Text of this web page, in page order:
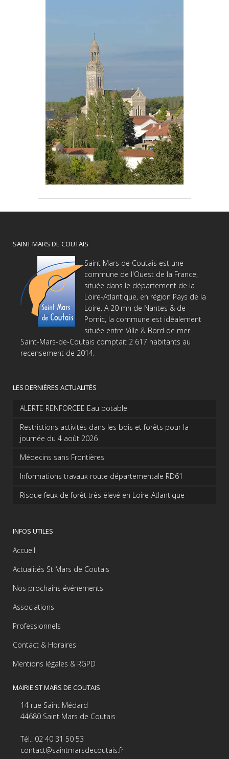
SAINT MARS DE COUTAIS
Saint Mars de Coutais est une
commune de l'Ouest de la France,
située dans le département de la
Loire-Atlantique, en région Pays de la
Loire. A 20 mn de Nantes & de
Pornic, la commune est idéalement
située entre Ville & Bord de mer.
Saint-Mars-de-Coutais comptait 2 617 habitants au
recensement de 2014.
LES DERNIÈRES ACTUALITÉS
ALERTE RENFORCEE Eau potable
Restrictions activités dans les bois et forêts pour la
journée du 4 août 2026
Médecins sans Frontières
Informations travaux route départementale RD61
Risque feux de forêt très élevé en Loire-Atlantique
INFOS UTILES
Accueil
Actualités St Mars de Coutais
Nos prochains événements
Associations
Professionnels
Contact & Horaires
Mentions légales & RGPD
MAIRIE ST MARS DE COUTAIS
14 rue Saint Médard
44680 Saint Mars de Coutais
Tél.: 02 40 31 50 53
contact@saintmarsdecoutais.fr